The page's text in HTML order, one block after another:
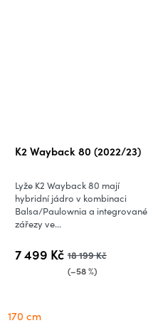
K2 Wayback 80 (2022/23)
7 499 Kč 18 199 Kč
(–58 %)
Lyže K2 Wayback 80 mají
hybridní jádro v kombinaci
Balsa/Paulownia a integrované
zářezy ve...
170 cm